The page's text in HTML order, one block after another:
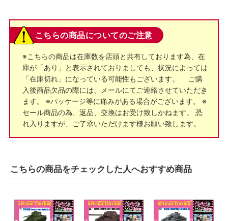
こちらの商品についてのご注意
※こちらの商品は在庫数を店頭と共有しております為、在
庫が「あり」と表示されておりましても、状況によっては
「在庫切れ」になっている可能性もございます。 ご購
入後商品欠品の際には、メールにてご連絡させていただき
ます。 ※パッケージ等に痛みがある場合がございます。 ※
セール商品の為、返品、交換はお受け致しかねます。 恐
れ入りますが、ご了承いただけます様お願い致します。
こちらの商品をチェックした人へおすすめ商品